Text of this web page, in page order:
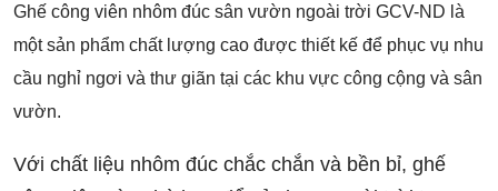
Ghế công viên nhôm đúc sân vườn ngoài trời GCV-ND là
một sản phẩm chất lượng cao được thiết kế để phục vụ nhu
cầu nghỉ ngơi và thư giãn tại các khu vực công cộng và sân
vườn.
Với chất liệu nhôm đúc chắc chắn và bền bỉ, ghế